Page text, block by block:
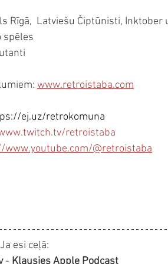
Rīgā,  Latviešu Čiptūnisti, Inktober
spēles
www.retroistaba.com
ej.uz/retrokomuna
retroistaba
@retroistaba
Ja esi ceļā:
- Klausies Apple Podcast